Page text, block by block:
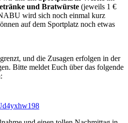
und Bratwürste (jeweils 1 €
wird sich noch einmal kurz
auf dem Sportplatz noch etwas
und die Zusagen erfolgen in der
Bitte meldet Euch über das folgende